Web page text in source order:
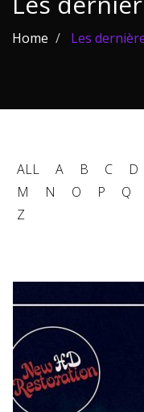
Les films
Les
Les
Home Les
ALL A B C D
M
N O P Q
Z